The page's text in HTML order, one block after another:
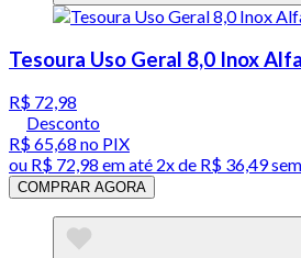
Tesoura Uso Geral 8,0 Inox
R$ 72,98
Desconto
R$ 65,68 no PIX
ou R$ 72,98 em até 2x de R$ 36,49
COMPRAR AGORA